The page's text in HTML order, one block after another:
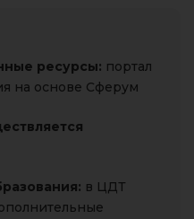
ресурсы: портал
на основе Сферум
в ЦДТ